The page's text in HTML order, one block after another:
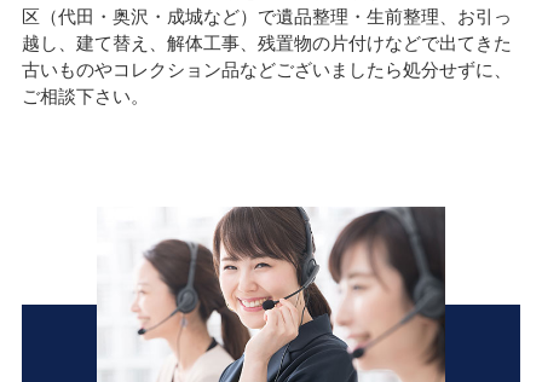
区（代田・奥沢・成城など）で遺品整理・生前整理、お引っ
越し、建て替え、解体工事、残置物の片付けなどで出てきた
古いものやコレクション品などございましたら処分せずに、
ご相談下さい。